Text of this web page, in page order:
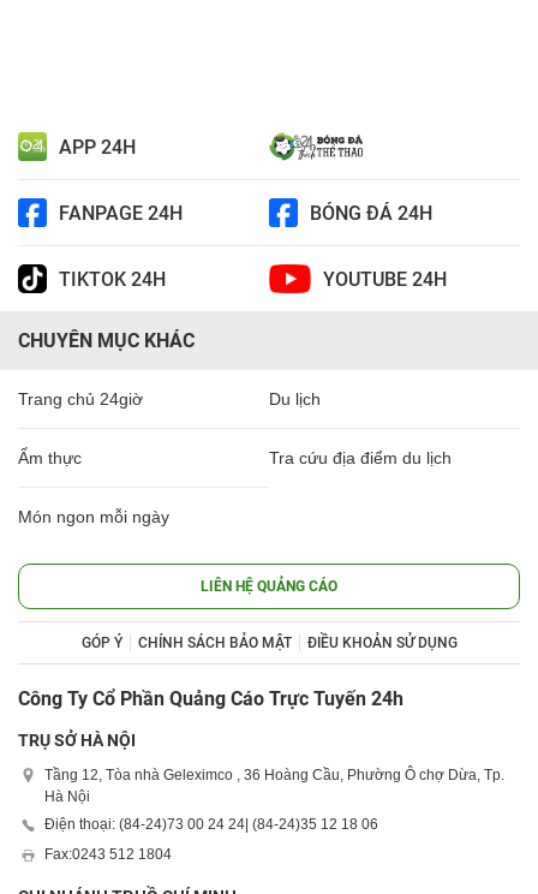
APP 24H
FANPAGE 24H BÓNG ĐÁ 24H
TIKTOK 24H YOUTUBE 24H
CHUYÊN MỤC KHÁC
Trang chủ 24giờ Du lịch
Ẩm thực Tra cứu địa điểm du lịch
Món ngon mỗi ngày
LIÊN HỆ QUẢNG CÁO
GÓP Ý CHÍNH SÁCH BẢO MẬT ĐIỀU KHOẢN SỬ DỤNG
Công Ty Cổ Phần Quảng Cáo Trực Tuyến 24h
TRỤ SỞ HÀ NỘI
Tầng 12, Tòa nhà Geleximco , 36 Hoàng Cầu, Phường Ô chợ Dừa, Tp.
Hà Nội
Điện thoại: (84-24)73 00 24 24 | (84-24)35 12 18 06
Fax:0243 512 1804